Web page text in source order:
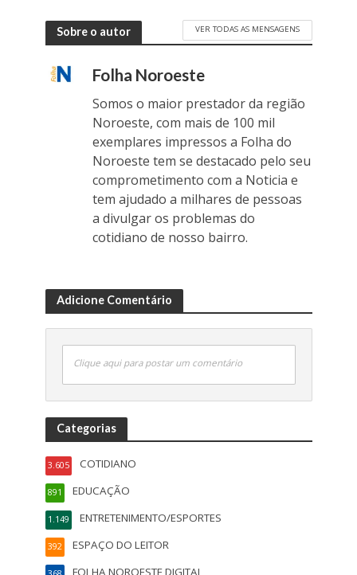
Sobre o autor VER TODAS AS MENSAGENS
Folha Noroeste
Somos o maior prestador da região
Noroeste, com mais de 100 mil
exemplares impressos a Folha do
Noroeste tem se destacado pelo seu
comprometimento com a Noticia e
tem ajudado a milhares de pessoas
a divulgar os problemas do
cotidiano de nosso bairro.
Adicione Comentário
Clique aqui para postar um comentário
Categorias
COTIDIANO
3.605
EDUCAÇÃO
891
ENTRETENIMENTO/ESPORTES
1.149
ESPAÇO DO LEITOR
392
FOLHA NOROESTE DIGITAL